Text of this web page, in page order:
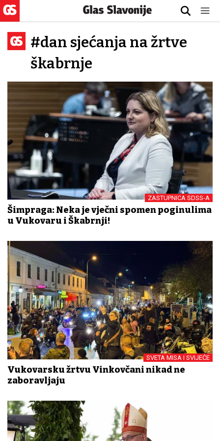
#dan sjećanja na žrtve
škabrnje
ZASTUPNICA SDSS-A
Šimpraga: Neka je vječni spomen poginulima
u Vukovaru i Škabrnji!
SVETA MISA I SVIJEĆE
Vukovarsku žrtvu Vinkovčani nikad ne
zaboravljaju